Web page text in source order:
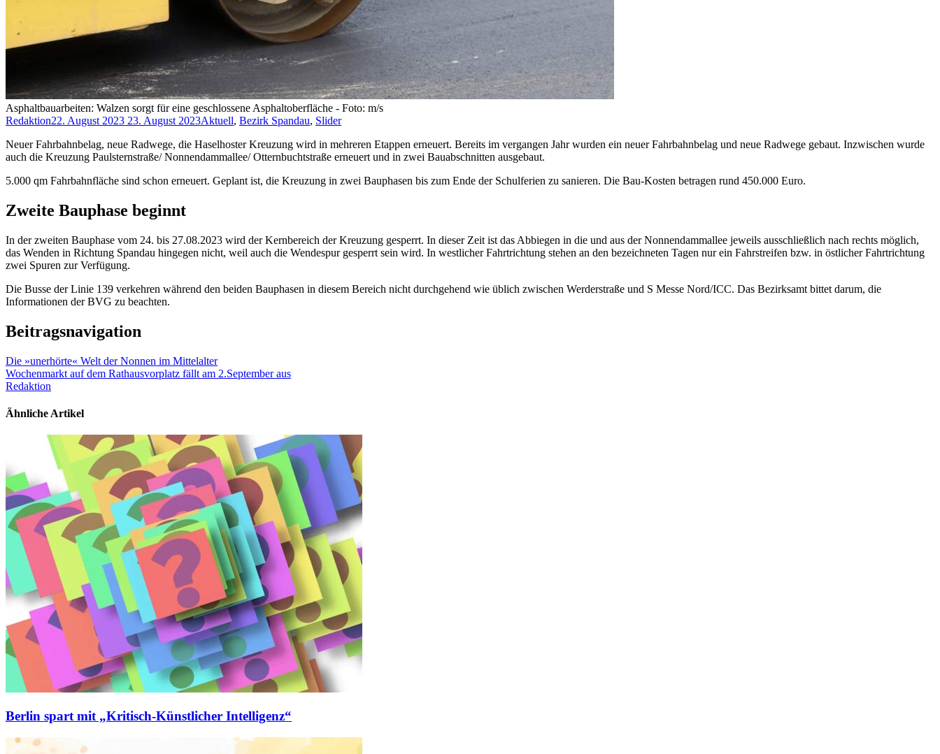
Asphaltbauarbeiten: Walzen sorgt für eine geschlossene Asphaltoberfläche - Foto: m/s
Redaktion22. August 2023 23. August 2023Aktuell, Bezirk Spandau, Slider
Neuer Fahrbahnbelag, neue Radwege, die Haselhoster Kreuzung wird in mehreren Etappen erneuert. Bereits im vergangen Jahr wurden ein neuer Fahrbahnbelag und neue Radwege gebaut. Inzwischen wurde
auch die Kreuzung Paulsternstraße/ Nonnendammallee/ Otternbuchtstraße erneuert und in zwei Bauabschnitten ausgebaut.
5.000 qm Fahrbahnfläche sind schon erneuert. Geplant ist, die Kreuzung in zwei Bauphasen bis zum Ende der Schulferien zu sanieren. Die Bau-Kosten betragen rund 450.000 Euro.
Zweite Bauphase beginnt
In der zweiten Bauphase vom 24. bis 27.08.2023 wird der Kernbereich der Kreuzung gesperrt. In dieser Zeit ist das Abbiegen in die und aus der Nonnendammallee jeweils ausschließlich nach rechts möglich,
das Wenden in Richtung Spandau hingegen nicht, weil auch die Wendespur gesperrt sein wird. In westlicher Fahrtrichtung stehen an den bezeichneten Tagen nur ein Fahrstreifen bzw. in östlicher Fahrtrichtung
zwei Spuren zur Verfügung.
Die Busse der Linie 139 verkehren während den beiden Bauphasen in diesem Bereich nicht durchgehend wie üblich zwischen Werderstraße und S Messe Nord/ICC. Das Bezirksamt bittet darum, die
Informationen der BVG zu beachten.
Beitragsnavigation
Die »unerhörte« Welt der Nonnen im Mittelalter
Wochenmarkt auf dem Rathausvorplatz fällt am 2.September aus
Redaktion
Ähnliche Artikel
Berlin spart mit „Kritisch-Künstlicher Intelligenz“